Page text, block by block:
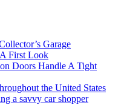
Garage
First Look
Doors Handle A Tight
the United States
a savvy car shopper